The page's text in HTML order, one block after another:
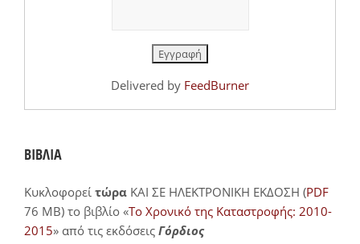
Delivered by FeedBurner
ΒΙΒΛΙΑ
Κυκλοφορεί τώρα ΚΑΙ ΣΕ ΗΛΕΚΤΡΟΝΙΚΗ ΕΚΔΟΣΗ (PDF
76 MB) το βιβλίο «Το Χρονικό της Καταστροφής: 2010-
2015» από τις εκδόσεις Γόρδιος